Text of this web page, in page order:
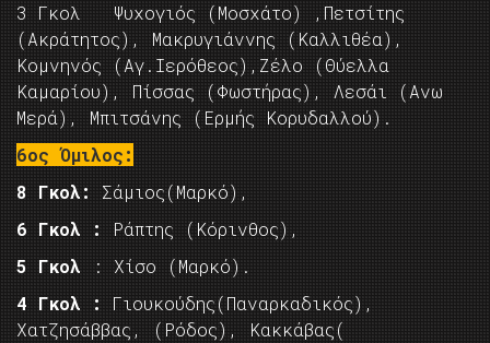
3 Γκολ Ψυχογιός (Μοσχάτο) ,Πετσίτης
(Ακράτητος), Μακρυγιάννης (Καλλιθέα),
Κομνηνός (Αγ.Ιερόθεος),Ζέλο (Θύελλα
Καμαρίου), Πίσσας (Φωστήρας), Λεσάι (Ανω
Μερά), Μπιτσάνης (Ερμής Κορυδαλλού).
6ος Όμιλος:
8 Γκολ:
Σάμιος(Μαρκό),
6 Γκολ :
Ράπτης (Κόρινθος),
5 Γκολ
: Χίσο (Μαρκό).
4 Γκολ :
Γιουκούδης(Παναρκαδικός),
Χατζησάββας, (Ρόδος), Κακκάβας(